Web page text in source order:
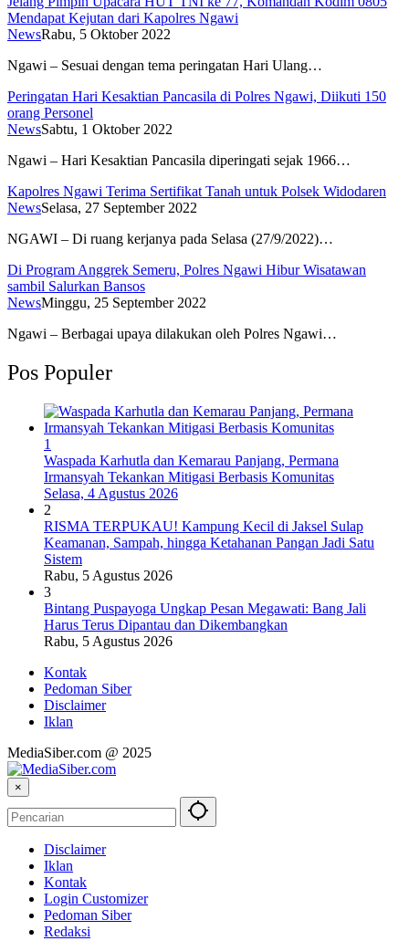
Mendapat Kejutan dari Kapolres Ngawi
NewsRabu, 5 Oktober 2022
Ngawi – Sesuai dengan tema peringatan Hari Ulang…
Peringatan Hari Kesaktian Pancasila di Polres Ngawi, Diikuti 150
orang Personel
NewsSabtu, 1 Oktober 2022
Ngawi – Hari Kesaktian Pancasila diperingati sejak 1966…
Kapolres Ngawi Terima Sertifikat Tanah untuk Polsek Widodaren
NewsSelasa, 27 September 2022
NGAWI – Di ruang kerjanya pada Selasa (27/9/2022)…
Di Program Anggrek Semeru, Polres Ngawi Hibur Wisatawan
sambil Salurkan Bansos
NewsMinggu, 25 September 2022
Ngawi – Berbagai upaya dilakukan oleh Polres Ngawi…
Pos Populer
1
Waspada Karhutla dan Kemarau Panjang, Permana
Irmansyah Tekankan Mitigasi Berbasis Komunitas
Selasa, 4 Agustus 2026
2
RISMA TERPUKAU! Kampung Kecil di Jaksel Sulap
Keamanan, Sampah, hingga Ketahanan Pangan Jadi Satu
Sistem
Rabu, 5 Agustus 2026
3
Bintang Puspayoga Ungkap Pesan Megawati: Bang Jali
Harus Terus Dipantau dan Dikembangkan
Rabu, 5 Agustus 2026
Kontak
Pedoman Siber
Disclaimer
Iklan
MediaSiber.com @ 2025
×
Disclaimer
Iklan
Kontak
Login Customizer
Pedoman Siber
Redaksi